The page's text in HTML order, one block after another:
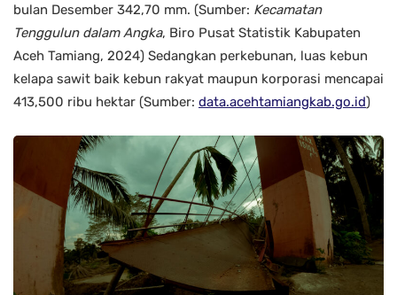
bulan Desember 342,70 mm. (Sumber: Kecamatan
Tenggulun dalam Angka, Biro Pusat Statistik Kabupaten
Aceh Tamiang, 2024) Sedangkan perkebunan, luas kebun
kelapa sawit baik kebun rakyat maupun korporasi mencapai
413,500 ribu hektar (Sumber: data.acehtamiangkab.go.id)